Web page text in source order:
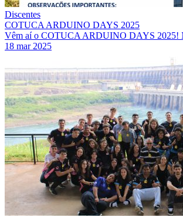
Discentes
COTUCA ARDUINO DAYS 2025
Vêm aí o COTUCA ARDUINO DAYS 2025!
18 mar 2025